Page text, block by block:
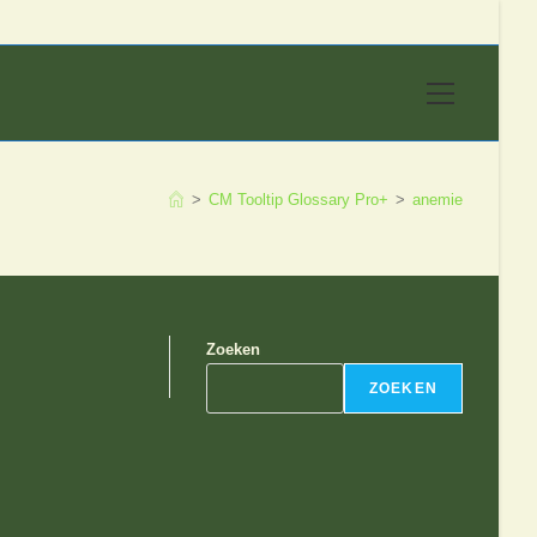
> CM Tooltip Glossary Pro+ > anemie
Zoeken
ZOEKEN